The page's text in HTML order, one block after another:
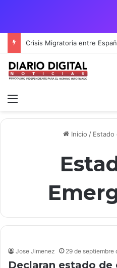
Inicio / Estado
Jose Jimenez 29 de septiembre
Declaran estado de